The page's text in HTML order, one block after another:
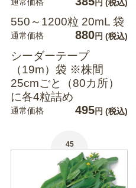
円 (税込)
550～1200粒 20mL 袋
通常価格 880円 (税込)
シーダーテープ
（19m）袋 ※株間
25cmごと（80カ所）
に各4粒詰め
通常価格 495円 (税込)
45